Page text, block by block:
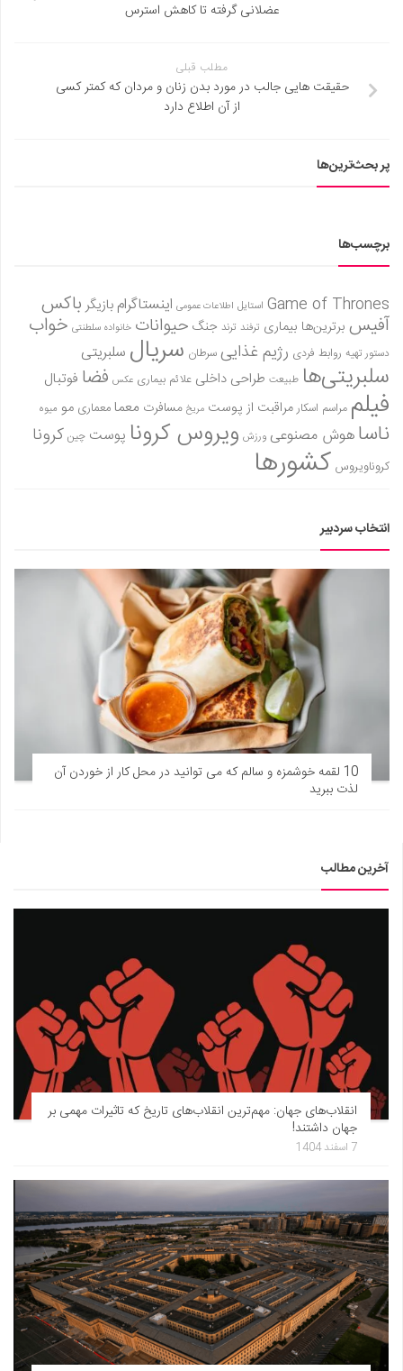
عضلانی گرفته تا کاهش استرس
مطلب قبلی
حقیقت هایی جالب در مورد بدن زنان و مردان که کمتر کسی
از آن اطلاع دارد
پر بحث‌ترین‌ها
برچسب‌ها
Game of Thrones استایل اطلاعات عمومی اینستاگرام بازیگر باکس
آفیس برترین‌ها بیماری ترفند ترند جنگ حیوانات خانواده سلطنتی خواب
دستور تهیه روابط فردی رژیم غذاییسرطان سریال سلبریتی
سلبریتی‌ها طبیعت طراحی داخلی علائم بیماری عکس فضا فوتبال
فیلم مراسم اسکارمراقبت از پوست مریخ مسافرت معمامعماری مو میوه
ناساهوش مصنوعی ورزش ویروس کرونا پوست چین کرونا
کروناویروس کشورها
انتخاب سردبیر
10 لقمه خوشمزه و سالم که می‌ توانید در محل کار از خوردن آن
لذت ببرید
آخرین مطالب
انقلاب‌های جهان: مهم‌ترین انقلاب‌های تاریخ که تاثیرات مهمی بر
جهان داشتند!
7 اسفند 1404